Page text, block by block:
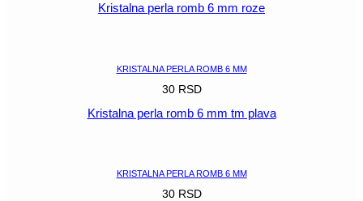
Kristalna perla romb 6 mm roze
KRISTALNA PERLA ROMB 6 MM
30 RSD
Kristalna perla romb 6 mm tm plava
KRISTALNA PERLA ROMB 6 MM
30 RSD